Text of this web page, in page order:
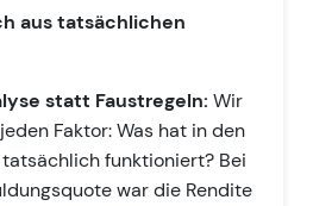
aus tatsächlichen
statt Faustregeln: Wir
Faktor: Was hat in den
funktioniert? Bei
war die Rendite